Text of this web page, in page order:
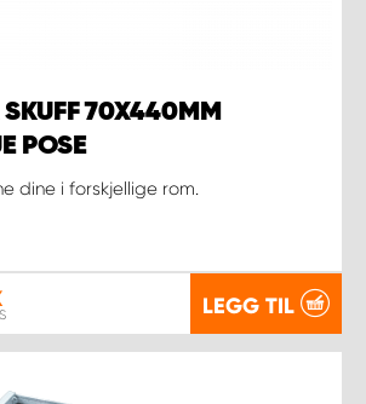
SKUFF 70X440MM
POSE
dine i forskjellige rom.
LEGG TIL